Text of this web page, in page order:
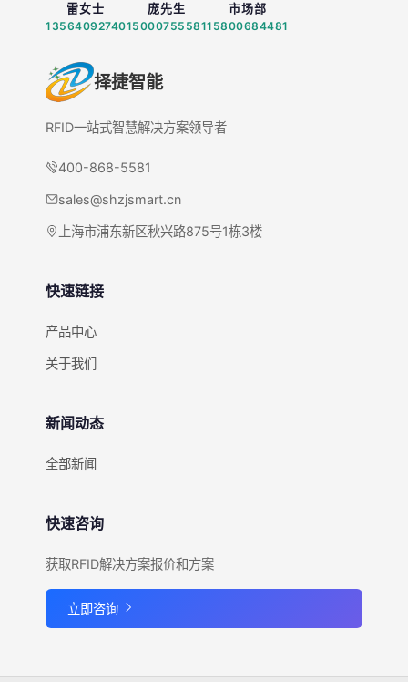
雷女士
13564092740
庞先生
15000755581
市场部
15800684481
择捷智能
RFID一站式智慧解决方案领导者
400-868-5581
sales@shzjsmart.cn
上海市浦东新区秋兴路875号1栋3楼
快速链接
产品中心
关于我们
新闻动态
全部新闻
快速咨询
获取RFID解决方案报价和方案
立即咨询